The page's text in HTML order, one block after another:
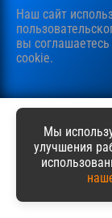
Наш сайт
вы
cookie.
Мы
улучшения